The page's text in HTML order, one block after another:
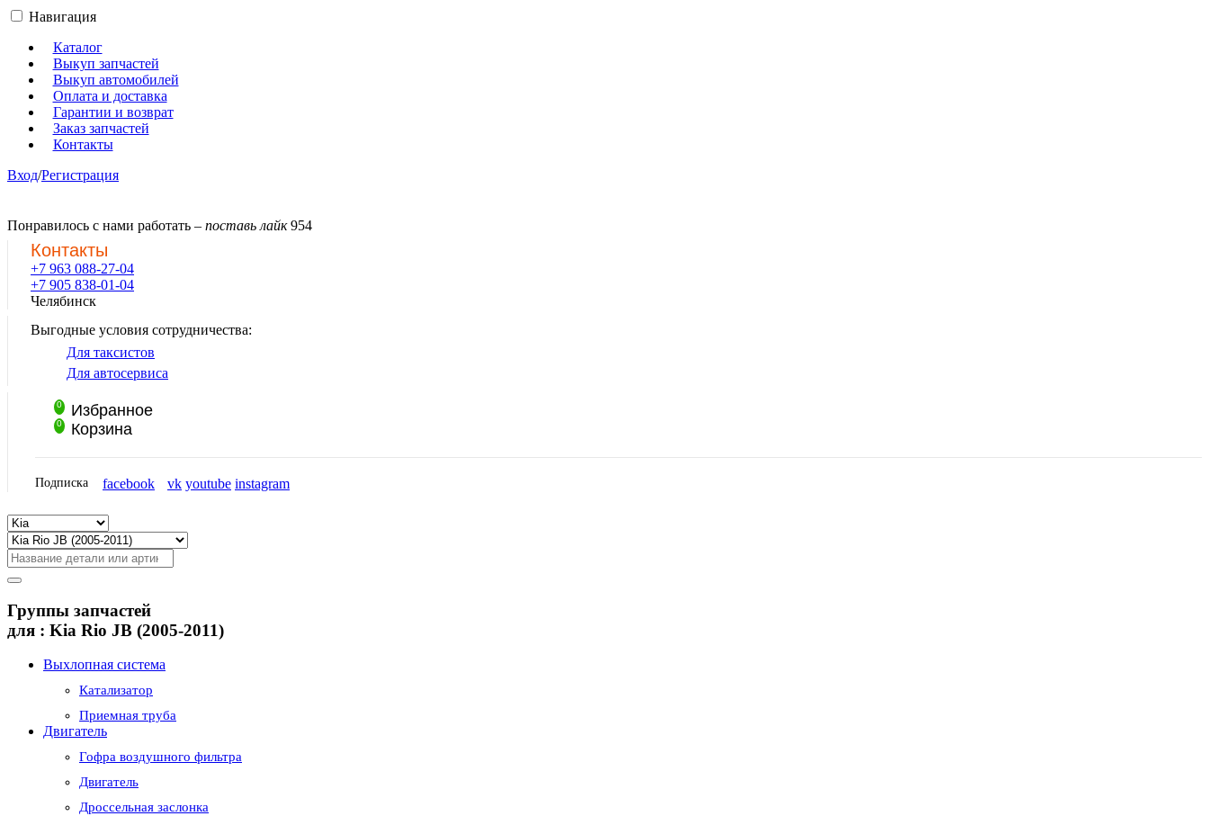
Навигация
Каталог
Выкуп запчастей
Выкуп автомобилей
Оплата и доставка
Гарантии и возврат
Заказ запчастей
Контакты
Вход/Регистрация
Понравилось с нами работать – поставь лайк 954
Контакты
+7 963 088-27-04
+7 905 838-01-04
Челябинск
Выгодные условия сотрудничества:
Для таксистов
Для автосервиса
0 Избранное
0 Корзина
Подписка facebook vk youtube instagram
Группы запчастей
для : Kia Rio JB (2005-2011)
Выхлопная система
Катализатор
Приемная труба
Двигатель
Гофра воздушного фильтра
Двигатель
Дроссельная заслонка